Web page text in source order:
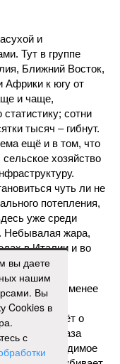
и
Тут в группе
Ближний Восток,
Африки к югу от
и чаще,
сотни
тысяч – гибнут.
ещё и в том, что
хозяйство
чуть ли не
потепления,
уже среди
Небывалая жара,
в Италии и во
впрочем, не менее
Речь идёт о
газа
невидимое
вы даете
нашим
Вы
Cookies в
с